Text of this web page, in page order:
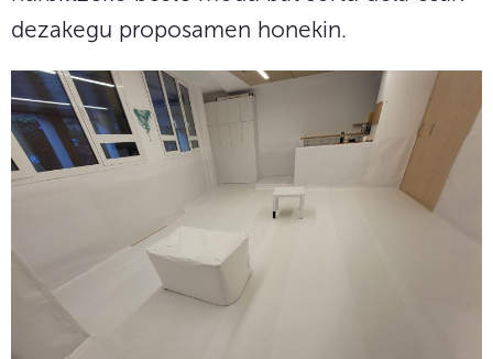
dezakegu proposamen honekin.